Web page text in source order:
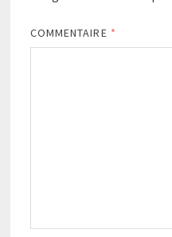
COMMENTAIRE *